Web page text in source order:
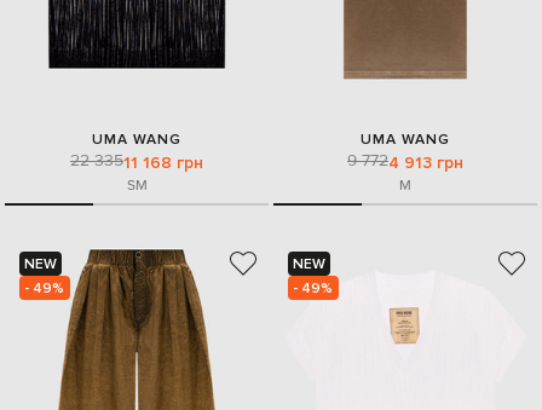
UMA WANG
22 33511 168 грн
SM
UMA WANG
9 7724 913 грн
M
NEW
- 49%
NEW
- 49%